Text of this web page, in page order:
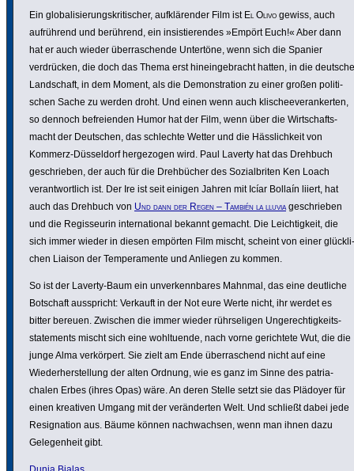
Ein globa­li­sie­rungs­kri­ti­scher, aufklä­render Film ist El Olivo gewiss, auch
aufrüh­rend und berührend, ein insis­tie­rendes »Empört Euch!« Aber dann
hat er auch wieder über­ra­schende Untertöne, wenn sich die Spanier
verdrü­cken, die doch das Thema erst hinein­ge­bracht hatten, in die deutsche
Land­schaft, in dem Moment, als die Demons­tra­tion zu einer großen poli­ti­
schen Sache zu werden droht. Und einen wenn auch klischee­ver­an­kerten,
so dennoch befrei­enden Humor hat der Film, wenn über die Wirt­schafts­
macht der Deutschen, das schlechte Wetter und die Häss­lich­keit von
Kommerz-Düssel­dorf herge­zogen wird. Paul Laverty hat das Drehbuch
geschrieben, der auch für die Dreh­bücher des Sozi­al­b­riten Ken Loach
verant­wort­lich ist. Der Ire ist seit einigen Jahren mit Icíar Bollaín liiert, hat
auch das Drehbuch von Und dann der Regen – También la lluviageschrieben
und die Regis­seurin inter­na­tional bekannt gemacht. Die Leich­tig­keit, die
sich immer wieder in diesen empörten Film mischt, scheint von einer glück­li­
chen Liaison der Tempe­ra­mente und Anliegen zu kommen.
So ist der Laverty-Baum ein unver­kenn­bares Mahnmal, das eine deutliche
Botschaft ausspricht: Verkauft in der Not eure Werte nicht, ihr werdet es
bitter bereuen. Zwischen die immer wieder rühr­se­ligen Unge­rech­tig­keits­
state­ments mischt sich eine wohl­tu­ende, nach vorne gerich­tete Wut, die die
junge Alma verkör­pert. Sie zielt am Ende über­ra­schend nicht auf eine
Wieder­her­stel­lung der alten Ordnung, wie es ganz im Sinne des patri­a­
chalen Erbes (ihres Opas) wäre. An deren Stelle setzt sie das Plädoyer für
einen kreativen Umgang mit der verän­derten Welt. Und schließt dabei jede
Resi­gna­tion aus. Bäume können nach­wachsen, wenn man ihnen dazu
Gele­gen­heit gibt.